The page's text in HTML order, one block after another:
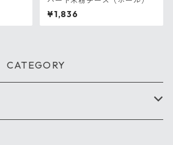
¥1,836
CATEGORY